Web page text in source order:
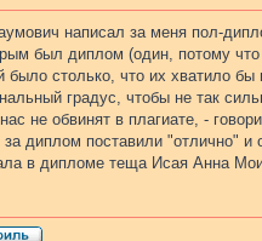
написал за меня пол-
был диплом (один, потому
было столько, что их хватило
градус, чтобы не так
не обвинят в плагиате, -
за диплом поставили "отлично"
в дипломе теща Исая Анна